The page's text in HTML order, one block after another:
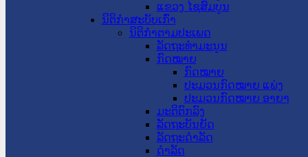
ແຂວງ ໄຊສົມບູນ
ນິຕິກໍາສະບັບເກົ່າ
ນິຕິກຳຕາມປະເພດ
ລັດຖະທໍາມະນູນ
ກົດໝາຍ
ກົດໝາຍ
ປະມວນກົດໝາຍ ແພ່ງ
ປະມວນກົດໝາຍ ອາຍາ
ມະຕິຕົກລົງ
ລັດຖະບັນຍັດ
ລັດຖະດໍາລັດ
ດໍາລັດ